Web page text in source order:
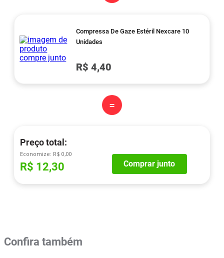
Compressa De Gaze Estéril Nexcare 10
Unidades
R$ 4,40
=
Preço total:
Economize: R$ 0,00
R$ 12,30 Comprar junto
Confira também